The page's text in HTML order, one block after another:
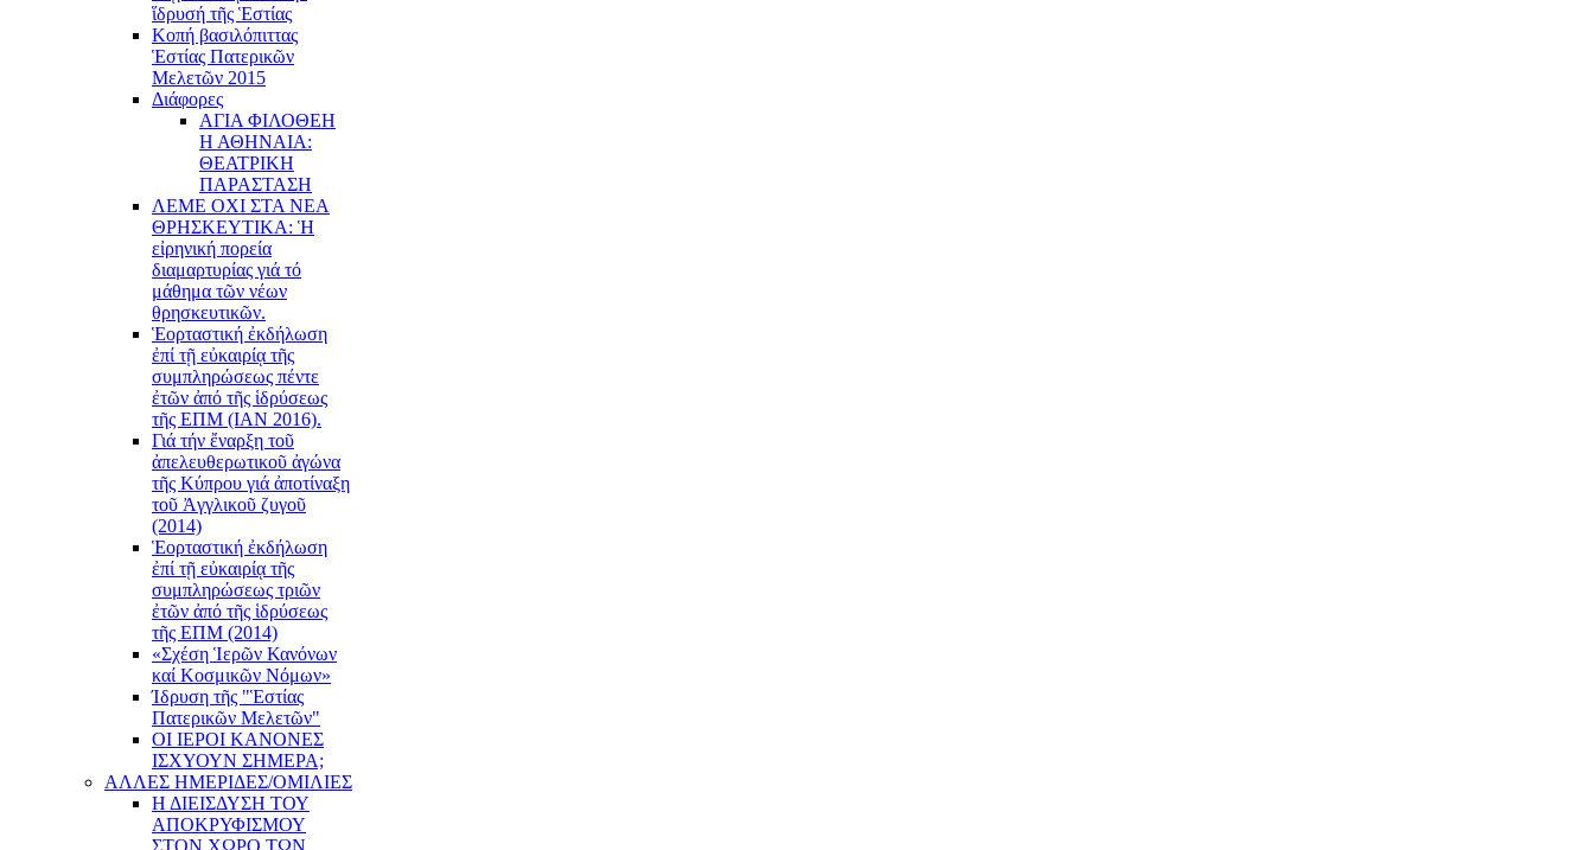
ἵδρυσή τῆς Ἑστίας
Κοπή βασιλόπιττας
Ἑστίας Πατερικῶν
Μελετῶν 2015
Διάφορες
ΑΓΙΑ ΦΙΛΟΘΕΗ
Η ΑΘΗΝΑΙΑ:
ΘΕΑΤΡΙΚΗ
ΠΑΡΑΣΤΑΣΗ
ΛΕΜΕ ΟΧΙ ΣΤΑ ΝΕΑ
ΘΡΗΣΚΕΥΤΙΚΑ: Ἡ
εἰρηνική πορεία
διαμαρτυρίας γιά τό
μάθημα τῶν νέων
θρησκευτικῶν.
Ἑορταστική ἐκδήλωση
ἐπί τῇ εὐκαιρίᾳ τῆς
συμπληρώσεως πέντε
ἐτῶν ἀπό τῆς ἱδρύσεως
τῆς ΕΠΜ (ΙΑΝ 2016).
Γιά τήν ἔναρξη τοῦ
ἀπελευθερωτικοῦ ἀγώνα
τῆς Κύπρου γιά ἀποτίναξη
τοῦ Ἀγγλικοῦ ζυγοῦ
(2014)
Ἑορταστική ἐκδήλωση
ἐπί τῇ εὐκαιρίᾳ τῆς
συμπληρώσεως τριῶν
ἐτῶν ἀπό τῆς ἱδρύσεως
τῆς ΕΠΜ (2014)
«Σχέση Ἱερῶν Κανόνων
καί Κοσμικῶν Νόμων»
Ίδρυση τῆς "Ἑστίας
Πατερικῶν Μελετῶν"
ΟΙ ΙΕΡΟΙ ΚΑΝΟΝΕΣ
ΙΣΧΥΟΥΝ ΣΗΜΕΡΑ;
ΑΛΛΕΣ ΗΜΕΡΙΔΕΣ/ΟΜΙΛΙΕΣ
Η ΔΙΕΙΣΔΥΣΗ ΤΟΥ
ΑΠΟΚΡΥΦΙΣΜΟΥ
ΣΤΟΝ ΧΩΡΟ ΤΩΝ